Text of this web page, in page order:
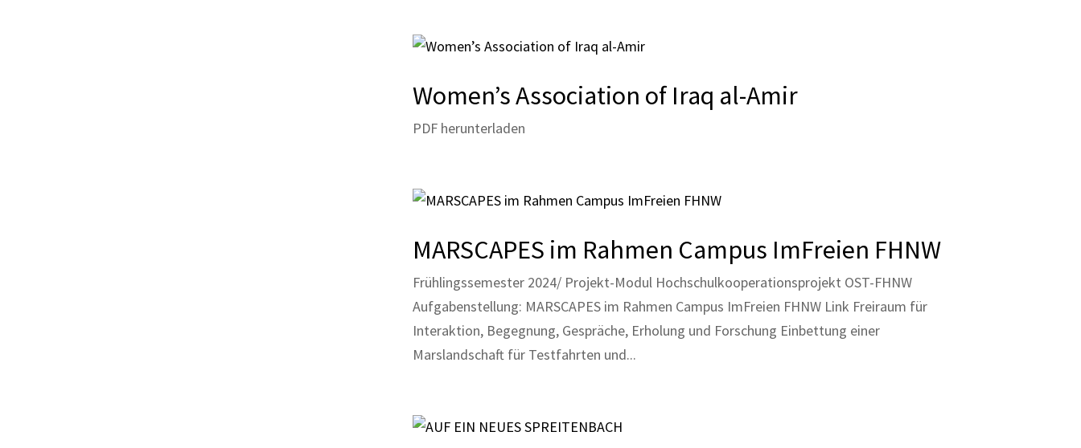
Women’s Association of Iraq al-Amir
PDF herunterladen
MARSCAPES im Rahmen Campus ImFreien FHNW
Frühlingssemester 2024/ Projekt-Modul Hochschulkooperationsprojekt OST-FHNW
Aufgabenstellung: MARSCAPES im Rahmen Campus ImFreien FHNW Link Freiraum für
Interaktion, Begegnung, Gespräche, Erholung und Forschung Einbettung einer
Marslandschaft für Testfahrten und...